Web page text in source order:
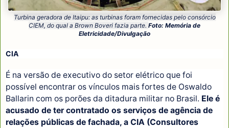
Turbina geradora de Itaipu: as turbinas foram fornecidas pelo consórcio
CIEM, do qual a Brown Boveri fazia parte. Foto: Memória de
Eletricidade/Divulgação
CIA
É na versão de executivo do setor elétrico que foi
possível encontrar os vínculos mais fortes de Oswaldo
Ballarin com os porões da ditadura militar no Brasil. Ele é
acusado de ter contratado os serviços de agência de
relações públicas de fachada, a CIA (Consultores